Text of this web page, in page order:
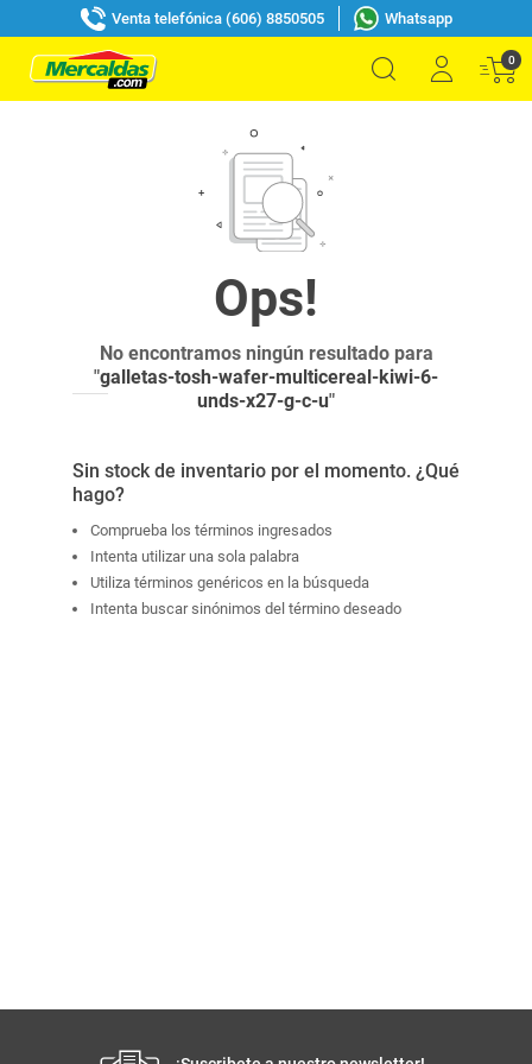
Venta telefónica (606) 8850505 Whatsapp
0
No encontramos ningún resultado para
galletas-tosh-wafer-multicereal-kiwi-6-
unds-x27-g-c-u
Sin stock de inventario por el momento. ¿Qué
hago?
Comprueba los términos ingresados
Intenta utilizar una sola palabra
Utiliza términos genéricos en la búsqueda
Intenta buscar sinónimos del término deseado